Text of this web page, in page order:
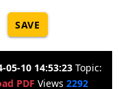
SAVE
05-10 14:53:23 Topic:
PDF Views 2292